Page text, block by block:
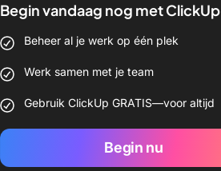
Begin vandaag nog met ClickUp
Beheer al je werk op één plek
Werk samen met je team
Gebruik ClickUp GRATIS—voor altijd
Begin nu